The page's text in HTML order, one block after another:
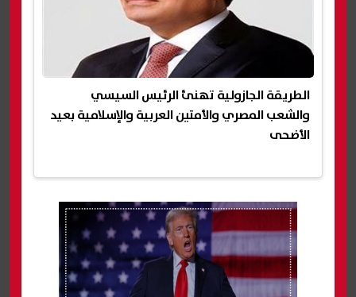
الطريقة الجازولية تهنئ الرئيس السيسي
والشعب المصري والأمتين العربية والإسلامية بعيد
الأضحى